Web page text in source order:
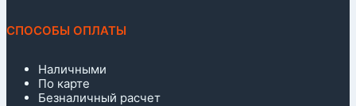
СПОСОБЫ ОПЛАТЫ
Наличными
По карте
Безналичный расчет